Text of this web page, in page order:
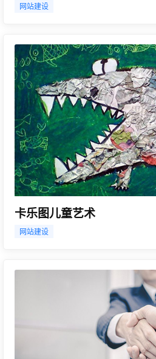
网站建设
卡乐图儿童艺术
网站建设